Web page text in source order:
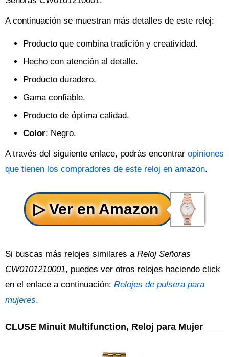
A continuación se muestran más detalles de este reloj:
Producto que combina tradición y creatividad.
Hecho con atención al detalle.
Producto duradero.
Gama confiable.
Producto de óptima calidad.
Color: Negro.
A través del siguiente enlace, podrás encontrar opiniones
que tienen los compradores de este reloj en amazon.
Si buscas más relojes similares a Reloj Señoras
CW0101210001, puedes ver otros relojes haciendo click
en el enlace a continuación: Relojes de pulsera para
mujeres.
CLUSE Minuit Multifunction, Reloj para Mujer